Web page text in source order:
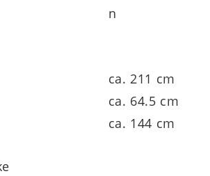
öffnet und schließt
leise. Und falls du
herum möchtest: Der
n
ca. 211 cm
ca. 64.5 cm
ca. 144 cm